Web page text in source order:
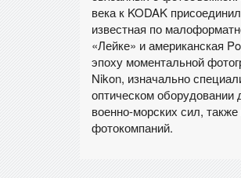
века к KODAK
известная по
«Лейке» и американская
эпоху моментальной
Nikon, изначально
оптическом оборудовании
военно-морских сил,
фотокомпаний.